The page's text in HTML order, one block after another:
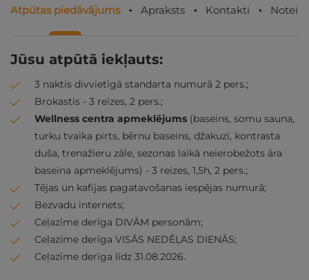
Atpūtas piedāvājums Apraksts Kontakti
Jūsu atpūtā iekļauts:
3 naktis divvietīgā standarta numurā 2 pers.;
Brokastis - 3 reizes, 2 pers.;
Wellness centra apmeklējums (baseins, somu sauna,
turku tvaika pirts, bērnu baseins, džakuzi, kontrasta
duša, trenažieru zāle, sezonas laikā neierobežots āra
baseina apmeklējums) - 3 reizes, 1,5h, 2 pers.;
Tējas un kafijas pagatavošanas iespējas numurā;
Bezvadu internets;
Ceļazīme derīga DIVĀM personām;
Ceļazīme derīga VISĀS NEDĒĻAS DIENĀS;
Ceļazīme derīga līdz 31.08.2026.